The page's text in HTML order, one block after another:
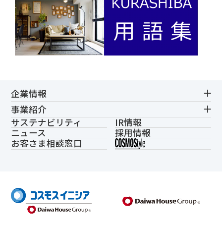
企業情報
事業紹介
サステナビリティ
IR情報
ニュース
採用情報
お客さま相談窓口